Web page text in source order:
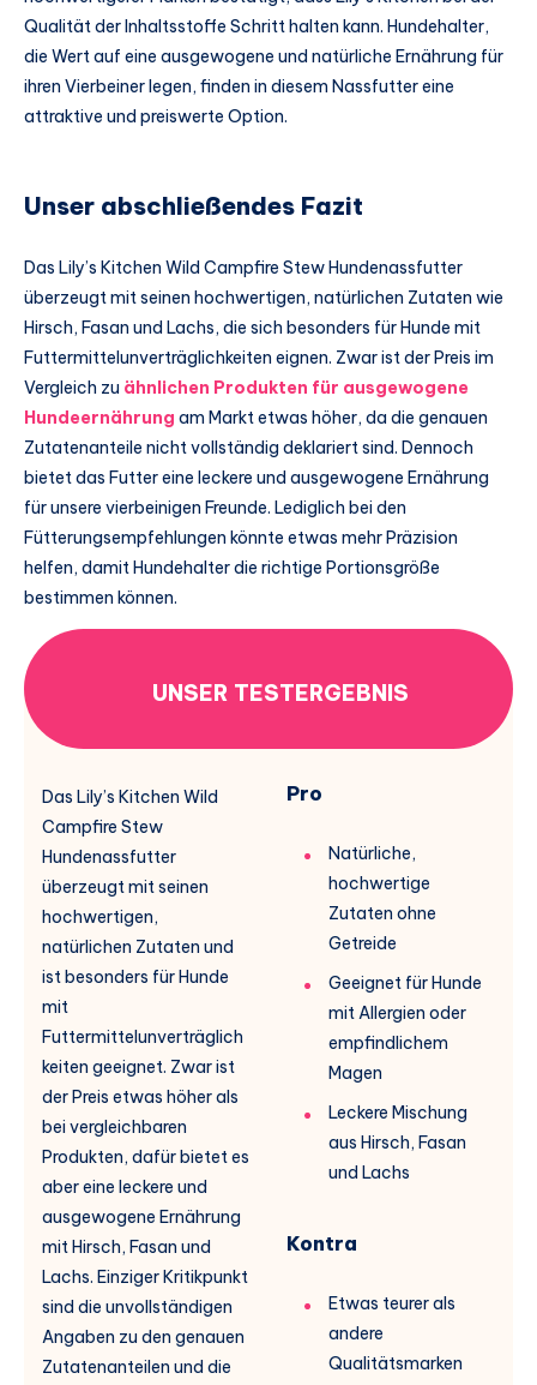
Qualität der Inhaltsstoffe Schritt halten kann. Hundehalter,
die Wert auf eine ausgewogene und natürliche Ernährung für
ihren Vierbeiner legen, finden in diesem Nassfutter eine
attraktive und preiswerte Option.
Unser abschließendes Fazit
Das Lily’s Kitchen Wild Campfire Stew Hundenassfutter
überzeugt mit seinen hochwertigen, natürlichen Zutaten wie
Hirsch, Fasan und Lachs, die sich besonders für Hunde mit
Futtermittelunverträglichkeiten eignen. Zwar ist der Preis im
Vergleich zu ähnlichen Produkten für ausgewogene
Hundeernährung am Markt etwas höher, da die genauen
Zutatenanteile nicht vollständig deklariert sind. Dennoch
bietet das Futter eine leckere und ausgewogene Ernährung
für unsere vierbeinigen Freunde. Lediglich bei den
Fütterungsempfehlungen könnte etwas mehr Präzision
helfen, damit Hundehalter die richtige Portionsgröße
bestimmen können.
UNSER TESTERGEBNIS
Das Lily’s Kitchen Wild
Campfire Stew
Hundenassfutter
überzeugt mit seinen
hochwertigen,
natürlichen Zutaten und
ist besonders für Hunde
mit
Futtermittelunverträglich
keiten geeignet. Zwar ist
der Preis etwas höher als
bei vergleichbaren
Produkten, dafür bietet es
aber eine leckere und
ausgewogene Ernährung
mit Hirsch, Fasan und
Lachs. Einziger Kritikpunkt
sind die unvollständigen
Angaben zu den genauen
Zutatenanteilen und die
Pro
Natürliche,
hochwertige
Zutaten ohne
Getreide
Geeignet für Hunde
mit Allergien oder
empfindlichem
Magen
Leckere Mischung
aus Hirsch, Fasan
und Lachs
Kontra
Etwas teurer als
andere
Qualitätsmarken